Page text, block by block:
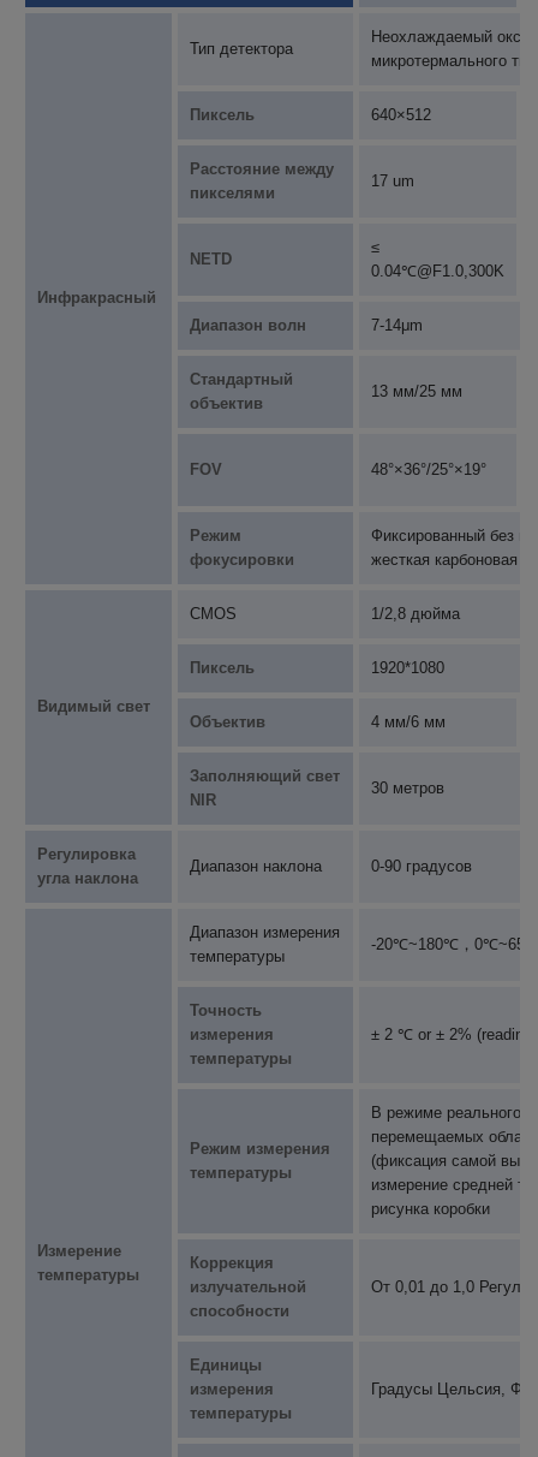
Инфракрасный
Тип детектора
Неохлаждаемый
микротермального
Пиксель 640×512
Расстояние между
пикселями
17 um
NETD
≤
0.04℃@F1.0,300K
Диапазон волн 7-14μm
Стандартный
объектив
13 мм/25 мм
FOV 48°×36°/25°×19°
Режим
фокусировки
Фиксированный без
жесткая карбоновая
Видимый свет
CMOS 1/2,8 дюйма
Пиксель 1920*1080
Объектив 4 мм/6 мм
Заполняющий свет
NIR
30 метров
Регулировка
угла наклона
Диапазон наклона 0-90 градусов
Измерение
температуры
Диапазон измерения
температуры
-20℃~180℃，
Точность
измерения
температуры
± 2 ℃ or ± 2% (reading
Режим измерения
температуры
В режиме реального
перемещаемых
(фиксация самой
измерение средней
рисунка коробки
Коррекция
излучательной
способности
От 0,01 до 1,0
Единицы
измерения
температуры
Градусы Цельсия,